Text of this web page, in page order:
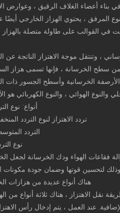
المرفق ، يحتوي الهزاز الخارجي
في القوالب على طاولة متصلة بالهزاز
أنواع: نوع
تردد الاهتزاز لنوع التردد المنخفض هو 25 ~ 50 هرتز (1500 ~
التردد المتوسط ​​هو 83 ~ 133 هرتز (5000 ~
نوع التردد العالي
فقاعات الهواء ودك الخرسانة لجعل
لتحسين قوتها وضمان جودة مكونات
هناك أنواع عديدة من هزازات